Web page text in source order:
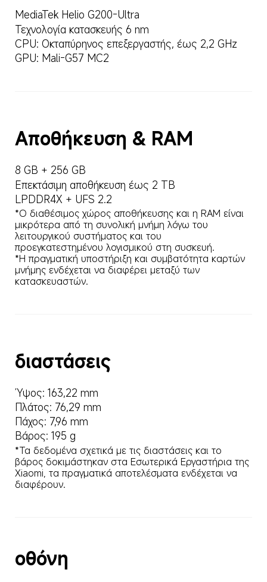
MediaTek Helio G200-Ultra
Τεχνολογία κατασκευής 6 nm
CPU: Οκταπύρηνος επεξεργαστής, έως 2,2 GHz
GPU: Mali-G57 MC2
Αποθήκευση & RAM
8 GB + 256 GB
Επεκτάσιμη αποθήκευση έως 2 TB
LPDDR4X + UFS 2.2
*Ο διαθέσιμος χώρος αποθήκευσης και η RAM είναι
μικρότερα από τη συνολική μνήμη λόγω του
λειτουργικού συστήματος και του
προεγκατεστημένου λογισμικού στη συσκευή.
*Η πραγματική υποστήριξη και συμβατότητα καρτών
μνήμης ενδέχεται να διαφέρει μεταξύ των
κατασκευαστών.
διαστάσεις
Ύψος: 163,22 mm
Πλάτος: 76,29 mm
Πάχος: 7,96 mm
Βάρος: 195 g
*Τα δεδομένα σχετικά με τις διαστάσεις και το
βάρος δοκιμάστηκαν στα Εσωτερικά Εργαστήρια της
Xiaomi, τα πραγματικά αποτελέσματα ενδέχεται να
διαφέρουν.
οθόνη